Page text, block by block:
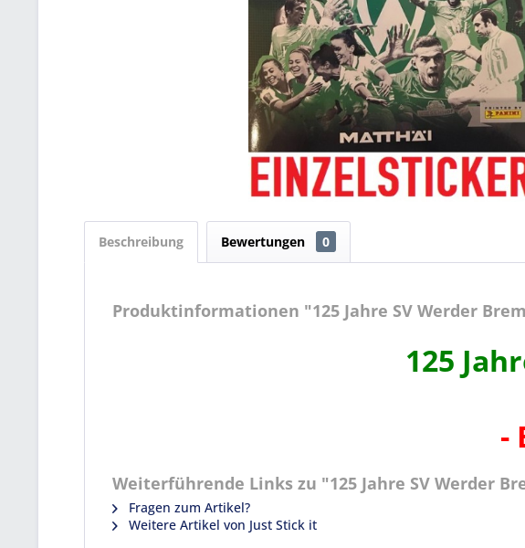
Beschreibung Bewertungen 0
Produktinformationen "125 Jahre SV Werder
125
-
Weiterführende Links zu "125 Jahre SV Werder
Fragen zum Artikel?
Weitere Artikel von Just Stick it